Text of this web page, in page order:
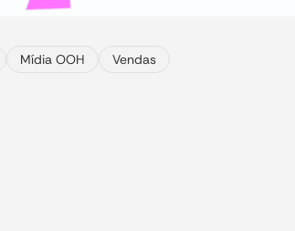
Mídia OOH
Vendas